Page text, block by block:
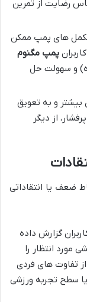
رضایت از تمرین
های پمپ ممکن
پمپ مگنوم
و سهولت حل
بیشتر و به تعویق
از دیگر
ضعف یا انتقاداتی
گزارش داده
مورد انتظار را
تفاوت های فردی
سطح تجربه ورزشی